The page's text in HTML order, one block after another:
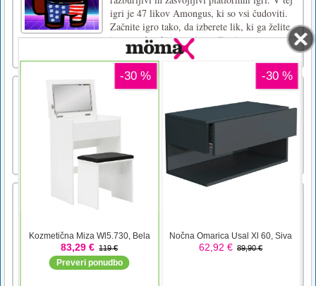
igri je 47 likov Amongus, ki so vsi čudoviti.
Začnite igro tako, da izberete lik, ki ga želite,
in eno od treh stopenj ter uživajte v
Prehranski spomin
Kliknite kartice, da se prikaže ikona hrane.
Zapomnite si, da se boste lahko ujemali s
podobnimi kartami. Povežite vse karte na
plošči, da dokončate raven.Za igranje te igre
uporabite miško ali sledilno ploščico.
Fluttershy Fly
Fluttershyjem, kolikor lahko, ne da bi udarili
v katero koli oviro in sovražnike. Imate 3
zdravja. Zbirajte kovance in zdravje, da boste